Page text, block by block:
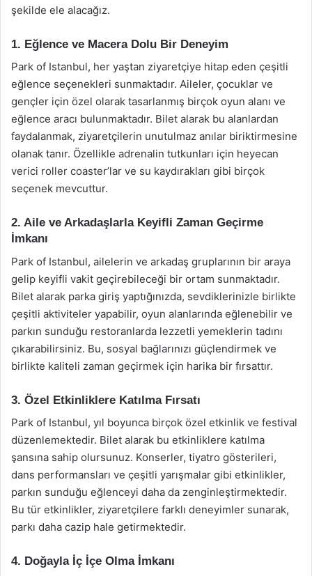
şekilde ele alacağız.
1. Eğlence ve Macera Dolu Bir Deneyim
Park of Istanbul, her yaştan ziyaretçiye hitap eden çeşitli
eğlence seçenekleri sunmaktadır. Aileler, çocuklar ve
gençler için özel olarak tasarlanmış birçok oyun alanı ve
eğlence aracı bulunmaktadır. Bilet alarak bu alanlardan
faydalanmak, ziyaretçilerin unutulmaz anılar biriktirmesine
olanak tanır. Özellikle adrenalin tutkunları için heyecan
verici roller coaster’lar ve su kaydırakları gibi birçok
seçenek mevcuttur.
2. Aile ve Arkadaşlarla Keyifli Zaman Geçirme
İmkanı
Park of Istanbul, ailelerin ve arkadaş gruplarının bir araya
gelip keyifli vakit geçirebileceği bir ortam sunmaktadır.
Bilet alarak parka giriş yaptığınızda, sevdiklerinizle birlikte
çeşitli aktiviteler yapabilir, oyun alanlarında eğlenebilir ve
parkın sunduğu restoranlarda lezzetli yemeklerin tadını
çıkarabilirsiniz. Bu, sosyal bağlarınızı güçlendirmek ve
birlikte kaliteli zaman geçirmek için harika bir fırsattır.
3. Özel Etkinliklere Katılma Fırsatı
Park of Istanbul, yıl boyunca birçok özel etkinlik ve festival
düzenlemektedir. Bilet alarak bu etkinliklere katılma
şansına sahip olursunuz. Konserler, tiyatro gösterileri,
dans performansları ve çeşitli yarışmalar gibi etkinlikler,
parkın sunduğu eğlenceyi daha da zenginleştirmektedir.
Bu tür etkinlikler, ziyaretçilere farklı deneyimler sunarak,
parkı daha cazip hale getirmektedir.
4. Doğayla İç İçe Olma İmkanı